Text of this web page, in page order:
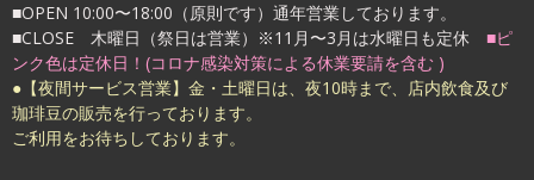
■OPEN 10:00〜18:00（原則です）通年営業しております。
■CLOSE 木曜日（祭日は営業）※11月〜3月は水曜日も定休 ■ピ
ンク色は定休日！(コロナ感染対策による休業要請を含む )
●【夜間サービス営業】金・土曜日は、夜10時まで、店内飲食及び
珈琲豆の販売を行っております。
ご利用をお待ちしております。